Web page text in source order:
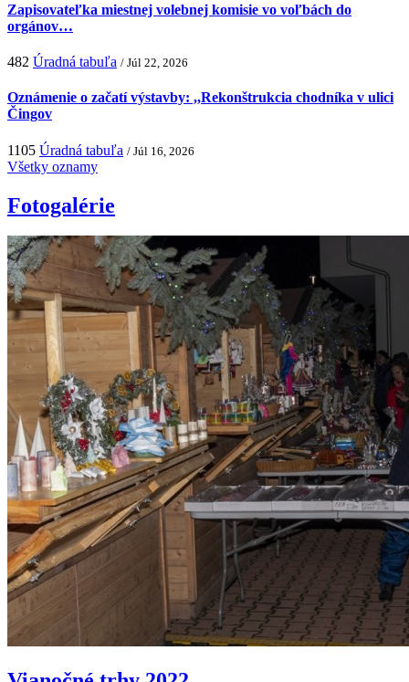
Zapisovateľka miestnej volebnej komisie vo voľbách do
orgánov…
482 Úradná tabuľa / Júl 22, 2026
Oznámenie o začatí výstavby: ,,Rekonštrukcia chodníka v ulici
Čingov
1105 Úradná tabuľa / Júl 16, 2026
Všetky oznamy
Fotogalérie